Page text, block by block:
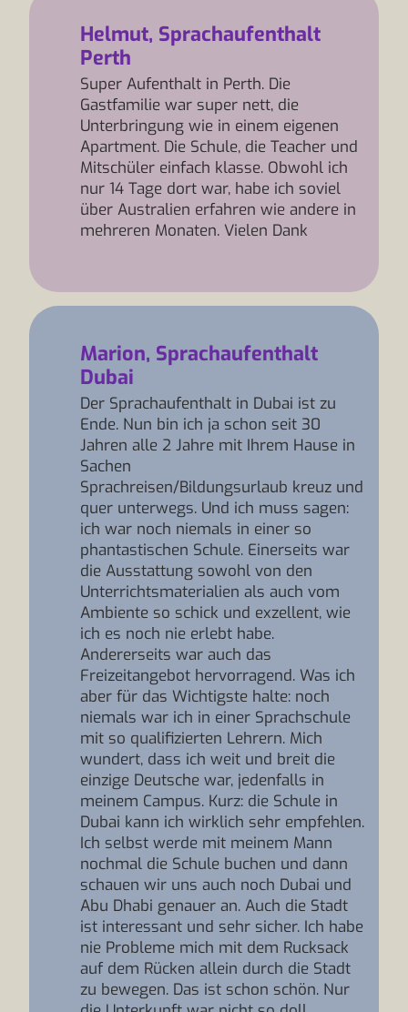
Helmut, Sprachaufenthalt
Perth
Super Aufenthalt in Perth. Die
Gastfamilie war super nett, die
Unterbringung wie in einem eigenen
Apartment. Die Schule, die Teacher und
Mitschüler einfach klasse. Obwohl ich
nur 14 Tage dort war, habe ich soviel
über Australien erfahren wie andere in
mehreren Monaten. Vielen Dank
Marion, Sprachaufenthalt
Dubai
Der Sprachaufenthalt in Dubai ist zu
Ende. Nun bin ich ja schon seit 30
Jahren alle 2 Jahre mit Ihrem Hause in
Sachen
Sprachreisen/Bildungsurlaub kreuz und
quer unterwegs. Und ich muss sagen:
ich war noch niemals in einer so
phantastischen Schule. Einerseits war
die Ausstattung sowohl von den
Unterrichtsmaterialien als auch vom
Ambiente so schick und exzellent, wie
ich es noch nie erlebt habe.
Andererseits war auch das
Freizeitangebot hervorragend. Was ich
aber für das Wichtigste halte: noch
niemals war ich in einer Sprachschule
mit so qualifizierten Lehrern. Mich
wundert, dass ich weit und breit die
einzige Deutsche war, jedenfalls in
meinem Campus. Kurz: die Schule in
Dubai kann ich wirklich sehr empfehlen.
Ich selbst werde mit meinem Mann
nochmal die Schule buchen und dann
schauen wir uns auch noch Dubai und
Abu Dhabi genauer an. Auch die Stadt
ist interessant und sehr sicher. Ich habe
nie Probleme mich mit dem Rucksack
auf dem Rücken allein durch die Stadt
zu bewegen. Das ist schon schön. Nur